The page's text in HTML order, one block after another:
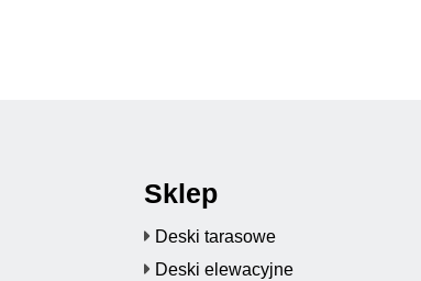
Sklep
Deski tarasowe
Deski elewacyjne